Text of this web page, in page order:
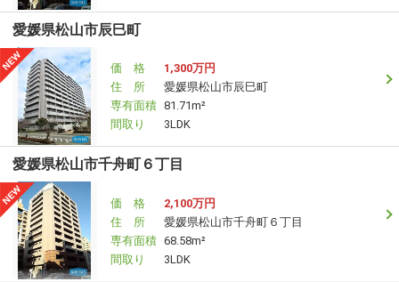
愛媛県松山市辰巳町
価 格
1,300万円
住 所
愛媛県松山市辰巳町
専有面積 81.71m²
間取り
3LDK
愛媛県松山市千舟町６丁目
価 格
2,100万円
住 所
愛媛県松山市千舟町６丁目
専有面積 68.58m²
間取り
3LDK